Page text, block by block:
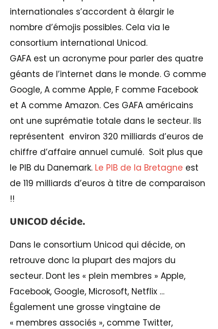
internationales s’accordent à élargir le
nombre d’émojis possibles. Cela via le
consortium international Unicod.
GAFA est un acronyme pour parler des quatre
géants de l’internet dans le monde. G comme
Google, A comme Apple, F comme Facebook
et A comme Amazon. Ces GAFA américains
ont une suprématie totale dans le secteur. Ils
représentent environ 320 milliards d’euros de
chiffre d’affaire annuel cumulé. Soit plus que
le PIB du Danemark. Le PIB de la Bretagne est
de 119 milliards d’euros à titre de comparaison
!!
UNICOD décide.
Dans le consortium Unicod qui décide, on
retrouve donc la plupart des majors du
secteur. Dont les « plein membres » Apple,
Facebook, Google, Microsoft, Netflix …
Également une grosse vingtaine de
« membres associés », comme Twitter,